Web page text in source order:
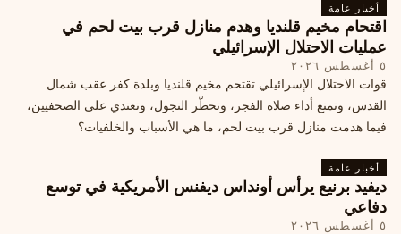
أخبار عامة
اقتحام مخيم قلنديا وهدم منازل قرب بيت لحم في
عمليات الاحتلال الإسرائيلي
٥ أغسطس ٢٠٢٦
قوات الاحتلال الإسرائيلي تقتحم مخيم قلنديا وبلدة كفر عقب شمال
القدس، وتمنع أداء صلاة الفجر، وتحظّر التجول، وتعتدي على الصحفيين،
فيما هدمت منازل قرب بيت لحم، ما هي الأسباب والخلفيات؟
أخبار عامة
ديفيد برنيع يرأس أونداس ديفنس الأمريكية في توسع
دفاعي
٥ أغسطس ٢٠٢٦